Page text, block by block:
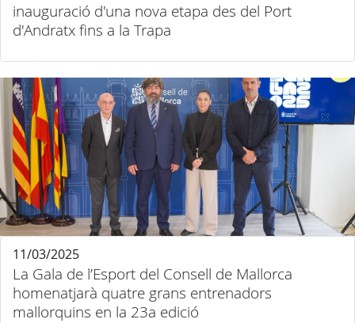
inauguració d'una nova etapa des del Port
d'Andratx fins a la Trapa
La Gala de l’Esport del Consell de Mallorca
homenatjarà quatre grans entrenadors
mallorquins en la 23a edició
11/03/2025